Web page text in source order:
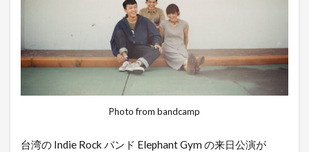
Photo from bandcamp
台湾の Indie Rock バンド Elephant Gym の来日公演が